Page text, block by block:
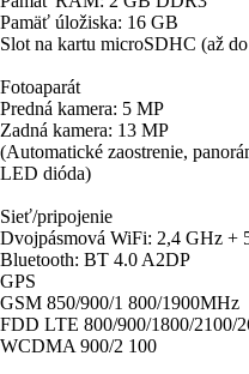
Fotoaparát
Predná kamera: 5 MP
Zadná kamera: 13 MP
(Automatické zaostrenie,
LED dióda)
Sieť/pripojenie
Dvojpásmová WiFi: 2,4 GHz +
Bluetooth: BT 4.0 A2DP
GPS
GSM 850/900/1 800/1900MHz
FDD LTE 800/900/1800/2100/
WCDMA 900/2 100
Vlastnosti
Odtlačok prstov
Dual SIM